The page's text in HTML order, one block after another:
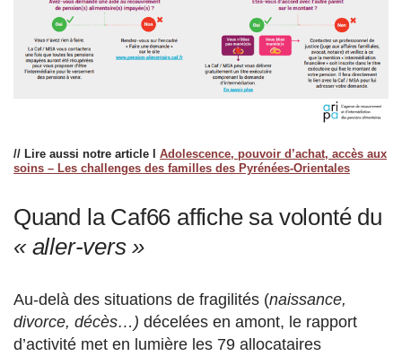
// Lire aussi notre article l Adolescence, pouvoir d’achat, accès aux
soins – Les challenges des familles des Pyrénées-Orientales
Quand la Caf66 affiche sa volonté du
« aller-vers »
Au-delà des situations de fragilités (naissance,
divorce, décès…) décelées en amont, le rapport
d’activité met en lumière les 79 allocataires